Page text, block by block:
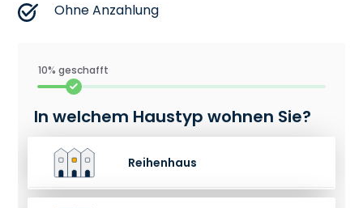
Ohne Anzahlung
10% geschafft
In welchem Haustyp wohnen Sie?
Reihenhaus